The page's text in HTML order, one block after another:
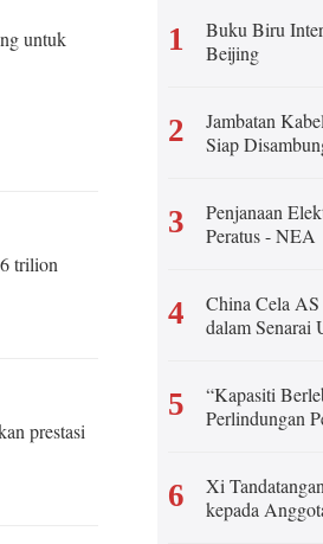
Русский
한국어
Deutsch
Kiswahili
Қазақ тілі
ภาษาไทย
untuk
trilion
prestasi
1
Buku Biru
Beijing
2
Jambatan
Siap
3
Penjanaan
Peratus - NEA
4
China Cela
dalam Senarai
5
“Kapasiti
Perlindungan
6
Xi
kepada